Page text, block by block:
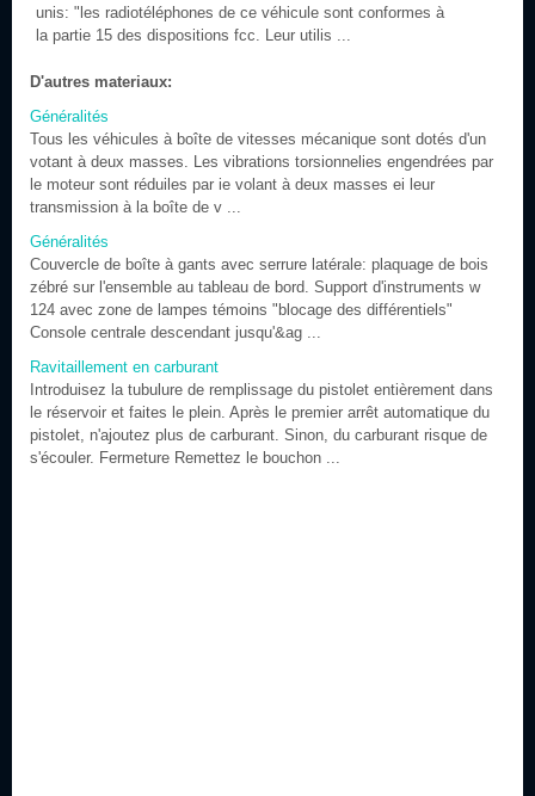
unis: "les radiotéléphones de ce véhicule sont conformes à
la partie 15 des dispositions fcc. Leur utilis ...
D'autres materiaux:
Généralités
Tous les véhicules à boîte de vitesses mécanique sont dotés d'un
votant à deux masses. Les vibrations torsionnelies engendrées par
le moteur sont réduiles par ie volant à deux masses ei leur
transmission à la boîte de v ...
Généralités
Couvercle de boîte à gants avec serrure latérale: plaquage de bois
zébré sur l'ensemble au tableau de bord. Support d'instruments w
124 avec zone de lampes témoins "blocage des différentiels"
Console centrale descendant jusqu'&ag ...
Ravitaillement en carburant
Introduisez la tubulure de remplissage du pistolet entièrement dans
le réservoir et faites le plein. Après le premier arrêt automatique du
pistolet, n'ajoutez plus de carburant. Sinon, du carburant risque de
s'écouler. Fermeture Remettez le bouchon ...